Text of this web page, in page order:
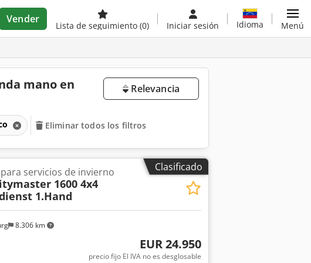
Vender
Lista de seguimiento (0) Iniciar sesión Idioma Menú
mano en
Relevancia
Eliminar todos los filtros
Clasificado
8.306 km
servicios de invierno
1600 4x4
1.Hand
EUR 24.950
precio fijo El IVA no es desglosable